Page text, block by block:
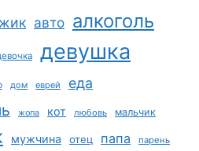
авто алкоголь
девушка
дом еврей еда
жопа кот любовь мальчик
мужчина отец папа парень